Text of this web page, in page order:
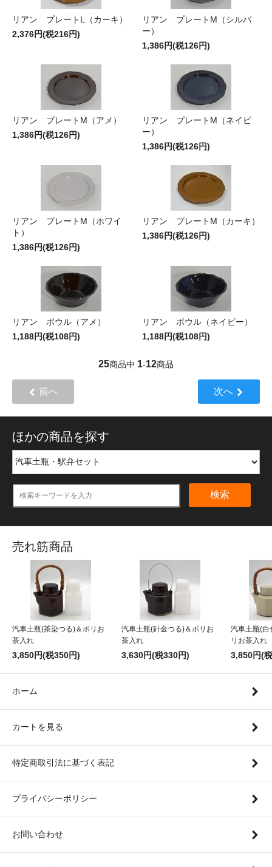
リアン プレートL（カーキ）
2,376円(税216円)
リアン プレートM（シルバ
ー）
1,386円(税126円)
リアン プレートM（アメ）
1,386円(税126円)
リアン プレートM（ネイビ
ー）
1,386円(税126円)
リアン プレートM（ホワイ
ト）
1,386円(税126円)
リアン プレートM（カーキ）
1,386円(税126円)
リアン ボウル（アメ）
1,188円(税108円)
リアン ボウル（ネイビー）
1,188円(税108円)
25商品中 1-12商品
前へ 次へ
ほかの商品を探す
検索
売れ筋商品
汽車土瓶(茶染つる)＆ポリお
茶入れ
3,850円(税350円)
汽車土瓶(針金つる)＆ポリお
茶入れ
3,630円(税330円)
汽車土瓶(白
リお茶入れ
3,850円(
ホーム
カートを見る
特定商取引法に基づく表記
プライバシーポリシー
お問い合わせ